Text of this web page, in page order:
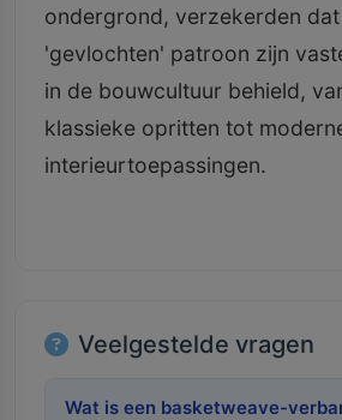
ondergrond, verzekerden
'gevlochten' patroon zijn
in de bouwcultuur behield,
klassieke opritten tot
interieurtoepassingen.
Veelgestelde vragen
Wat is een basketweave-